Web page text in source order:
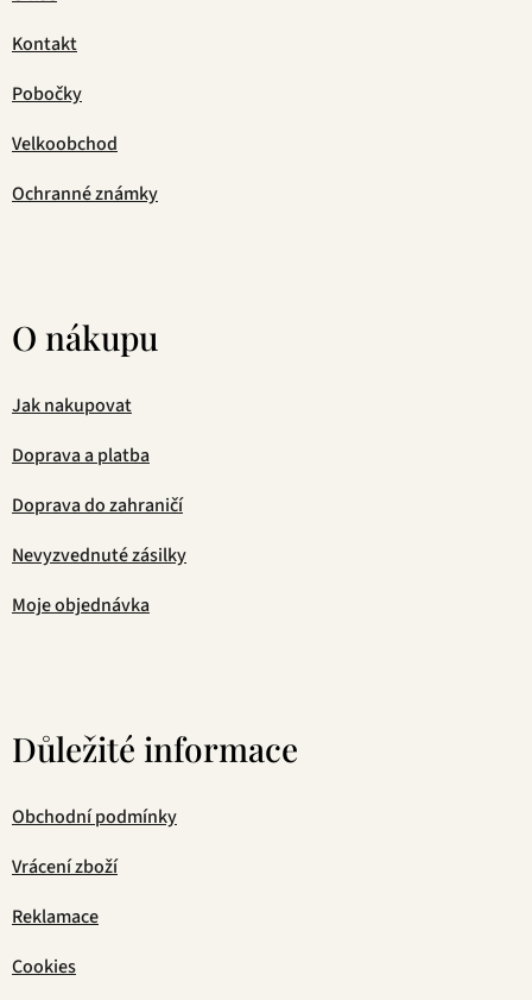
Kontakt
Pobočky
Velkoobchod
Ochranné známky
O nákupu
Jak nakupovat
Doprava a platba
Doprava do zahraničí
Nevyzvednuté zásilky
Moje objednávka
Důležité informace
Obchodní podmínky
Vrácení zboží
Reklamace
Cookies